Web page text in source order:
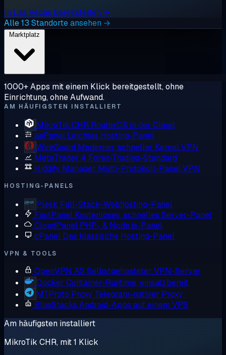
In Las Vegas bereitstellen →
Alle 13 Standorte ansehen →
1000+ Apps mit einem Klick bereitgestellt, ohne
Einrichtung, ohne Aufwand.
AM HÄUFIGSTEN INSTALLIERT
MikroTik CHR RouterOS in der Cloud
aaPanel Leichtes Hosting-Panel
WireGuard Moderner, schneller Kernel VPN
MetaTrader 4 Forex-Trading-Standard
Hiddify Manager Multi-Protokoll-Panel VPN
HOSTING-PANELS
Plesk Full-Stack-Webhosting-Panel
FastPanel Kostenloses, schnelles Server-Panel
CloudPanel PHP- & Node.js-Panel
cPanel Das klassische Hosting-Panel
VPN & TOOLS
OpenVPN AS Selbstgehosteter VPN-Server
Docker Container-Runtime, einsatzbereit
MTProto Proxy Telegram-nativer Proxy
BlueStacks Android-Apps auf einem VPS
Am häufigsten installiert
MikroTik CHR, mit 1 Klick